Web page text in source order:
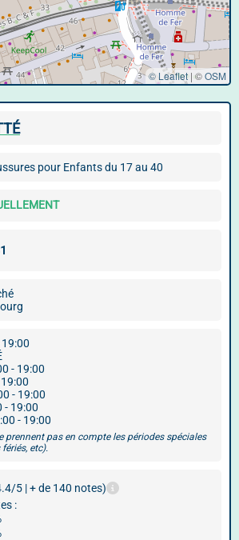
© Leaflet | ©OSM
pour Enfants du 17 au 40
- 19:00
- 19:00
- 19:00
- 19:00
prennent pas en compte les périodes spéciales
etc).
5 | + de 140 notes)
: